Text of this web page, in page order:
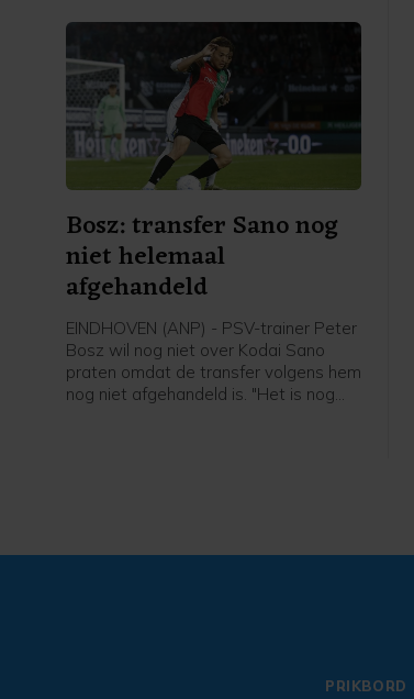
Bosz: transfer Sano nog
niet helemaal
afgehandeld
EINDHOVEN (ANP) - PSV-trainer Peter
Bosz wil nog niet over Kodai Sano
praten omdat de transfer volgens hem
nog niet afgehandeld is. "Het is nog
PRIKBORD